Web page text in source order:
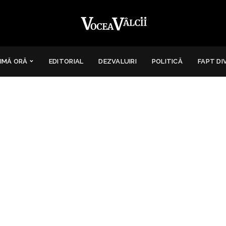
ORĂ EDITORIAL DEZVALUIRI POLITICĂ FAPT